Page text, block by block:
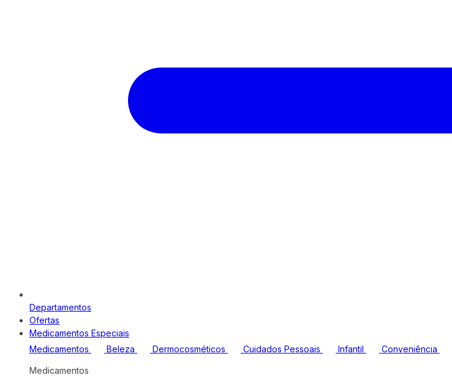
Departamentos
Ofertas
Medicamentos Especiais
Medicamentos
Beleza Dermocosméticos Cuidados Pessoais Infantil Conveniência
Medicamentos